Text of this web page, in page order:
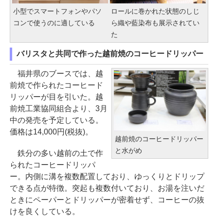
小型でスマートフォンやパソ
コンで使うのに適している
ロールに巻かれた状態のしじ
ら織や藍染布も展示されてい
た
バリスタと共同で作った越前焼のコーヒードリッパー
越前焼のコーヒードリッパー
と水がめ
福井県のブースでは、越
前焼で作られたコーヒード
リッパーが目を引いた。越
前焼工業協同組合より、3月
中の発売を予定している。
価格は14,000円(税抜)。
鉄分の多い越前の土で作
られたコーヒードリッパ
ー。内側に溝を複数配置しており、ゆっくりとドリップ
できる点が特徴。突起も複数付いており、お湯を注いだ
ときにペーパーとドリッパーが密着せず、コーヒーの抜
けを良くしている。